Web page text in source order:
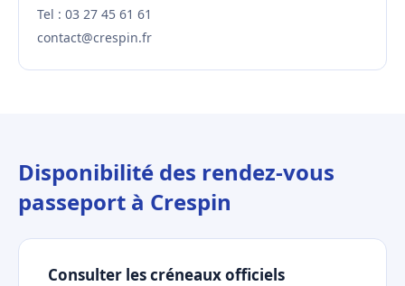
Tel : 03 27 45 61 61
contact@crespin.fr
Disponibilité des rendez-vous
passeport à Crespin
Consulter les créneaux officiels